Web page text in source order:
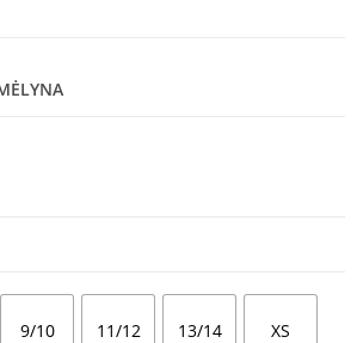
9/10 11/12 13/14 XS